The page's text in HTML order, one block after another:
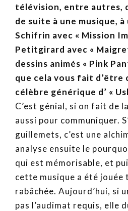
télévision, entre autres,
de suite à une musique,
Schifrin avec « Mission
Petitgirard avec «
dessins animés « Pink
que cela vous fait d’être
célèbre générique d’ «
C’est génial, si on fait de
aussi pour communiquer.
guillemets, c’est une
analyse ensuite le
qui est mémorisable, et
cette musique a été jouée
rabâchée. Aujourd’hui, si
pas l’audimat requis, elle